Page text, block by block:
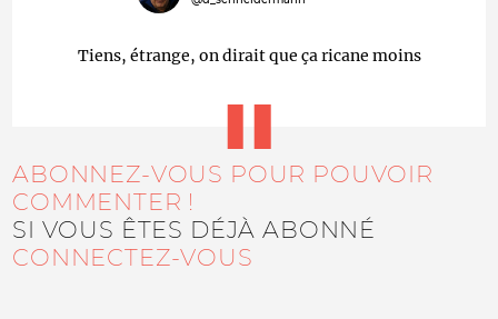
Tiens, étrange, on dirait que ça ricane moins
ABONNEZ-VOUS POUR POUVOIR
COMMENTER !
SI VOUS ÊTES DÉJÀ ABONNÉ
CONNECTEZ-VOUS